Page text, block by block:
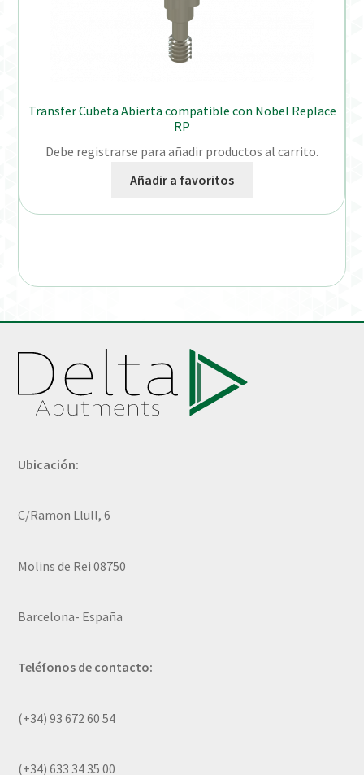
Transfer Cubeta Abierta compatible con Nobel Replace
RP
Debe registrarse para añadir productos al carrito.
Añadir a favoritos
Ubicación:
C/Ramon Llull, 6
Molins de Rei 08750
Barcelona- España
Teléfonos de contacto:
(+34) 93 672 60 54
(+34) 633 34 35 00